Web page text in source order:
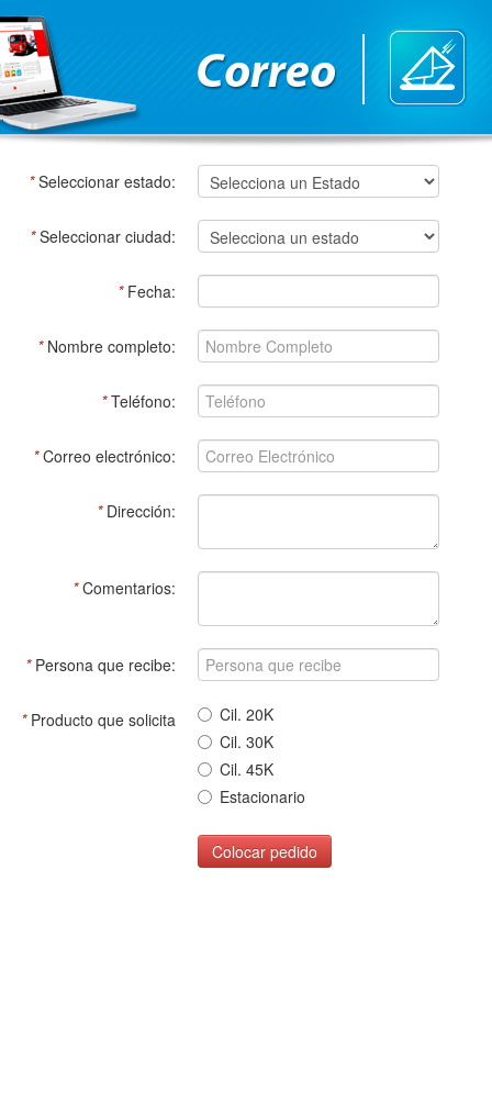
*Seleccionar estado:
*Seleccionar ciudad:
*Fecha:
*Nombre completo:
*Teléfono:
*Correo electrónico:
*Dirección:
*Comentarios:
*Persona que recibe:
*Producto que solicita
Cil. 20K
Cil. 30K
Cil. 45K
Estacionario
Colocar pedido